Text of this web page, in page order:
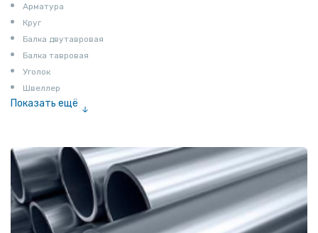
Арматура
Круг
Балка двутавровая
Балка тавровая
Уголок
Швеллер
Показать ещё
Катанка
Шестигранник
Полособульб
Полукруг
Шпунт Ларсена